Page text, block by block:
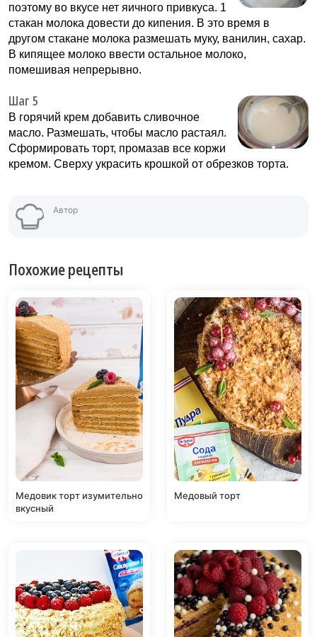
поэтому во вкусе нет яичного привкуса. 1
стакан молока довести до кипения. В это время в
другом стакане молока размешать муку, ванилин, сахар.
В кипящее молоко ввести остальное молоко,
помешивая непрерывно.
Шаг 5
В горячий крем добавить сливочное
масло. Размешать, чтобы масло растаял.
Сформировать торт, промазав все коржи
кремом. Сверху украсить крошкой от обрезков торта.
Автор
Похожие рецепты
Медовик торт изумительно
вкусный
Медовый торт